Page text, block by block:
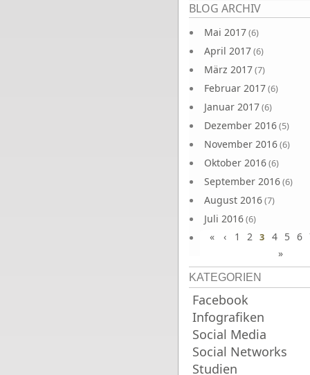
BLOG ARCHIV
Mai 2017(6)
April 2017(6)
März 2017(7)
Februar 2017(6)
Januar 2017(6)
Dezember 2016(5)
November 2016(6)
Oktober 2016(6)
September 2016(6)
August 2016(7)
Juli 2016(6)
Juni 2016(7)
« ‹ 1 2 3 4 5 6
»
KATEGORIEN
Facebook
Infografiken
Social Media
Social Networks
Studien